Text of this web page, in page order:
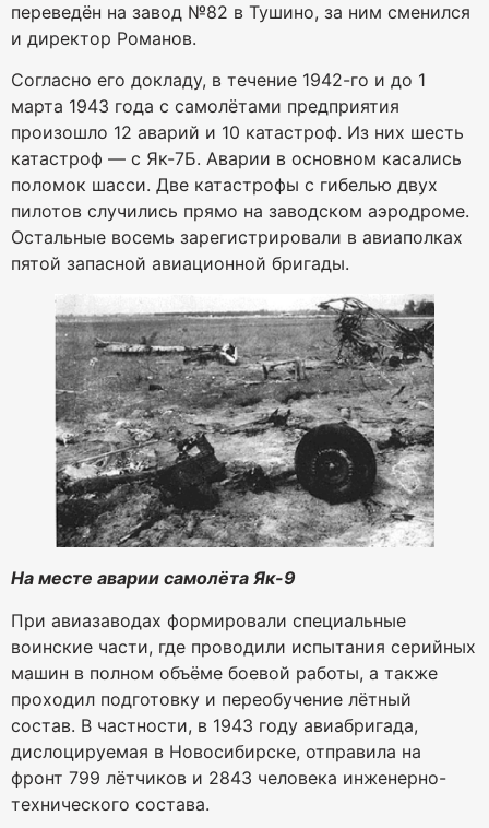
переведён на завод №82 в Тушино, за ним сменился
и директор Романов.
Согласно его докладу, в течение 1942-го и до 1
марта 1943 года с самолётами предприятия
произошло 12 аварий и 10 катастроф. Из них шесть
катастроф — с Як-7Б. Аварии в основном касались
поломок шасси. Две катастрофы с гибелью двух
пилотов случились прямо на заводском аэродроме.
Остальные восемь зарегистрировали в авиаполках
пятой запасной авиационной бригады.
На месте аварии самолёта Як-9
При авиазаводах формировали специальные
воинские части, где проводили испытания серийных
машин в полном объёме боевой работы, а также
проходил подготовку и переобучение лётный
состав. В частности, в 1943 году авиабригада,
дислоцируемая в Новосибирске, отправила на
фронт 799 лётчиков и 2843 человека инженерно-
технического состава.